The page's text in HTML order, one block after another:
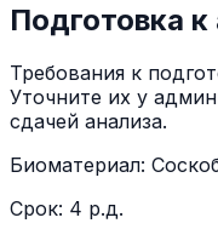
Подготовка к
Требования к
Уточните их у
сдачей анализа.
Биоматериал:
Срок: 4 р.д.